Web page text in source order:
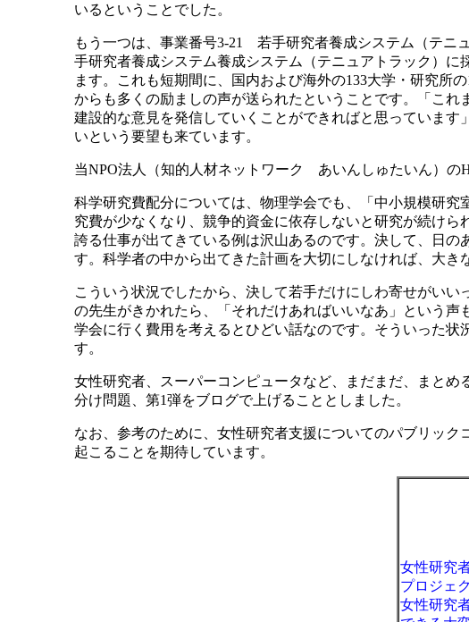
いるということでした。
もう一つは、事業番号3-21 若手研究者養成システム（テニ
手研究者養成システム養成システム（テニュアトラック）
ます。これも短期間に、国内および海外の133大学・研究所
からも多くの励ましの声が送られたということです。「こ
建設的な意見を発信していくことができればと思っていま
いという要望も来ています。
当NPO法人（知的人材ネットワーク あいんしゅたいん）の
科学研究費配分については、物理学会でも、「中小規模研
究費が少なくなり、競争的資金に依存しないと研究が続け
誇る仕事が出てきている例は沢山あるのです。決して、日
す。科学者の中から出てきた計画を大切にしなければ、大き
こういう状況でしたから、決して若手だけにしわ寄せがい
の先生がきかれたら、「それだけあればいいなあ」という
学会に行く費用を考えるとひどい話なのです。そういった
す。
女性研究者、スーパーコンピュータなど、まだまだ、まと
分け問題、第1弾をブログで上げることとしました。
なお、参考のために、女性研究者支援についてのパブリッ
起こることを期待しています。
女性研究
プロジェ
女性研究